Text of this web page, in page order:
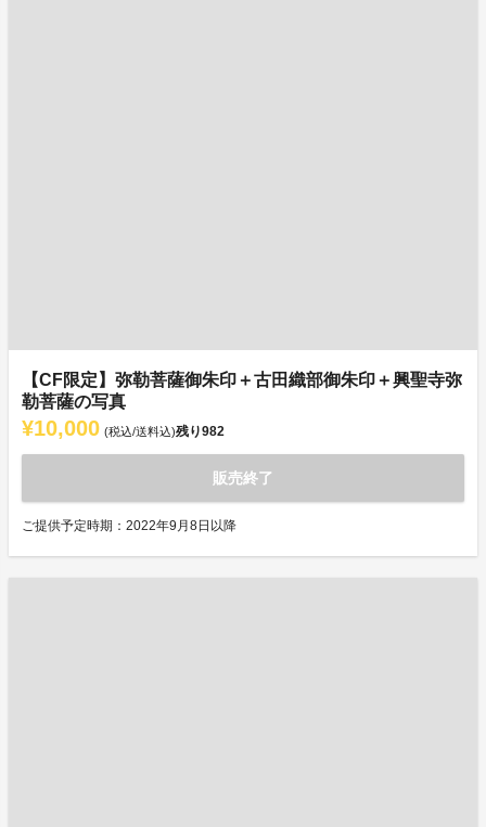
【CF限定】弥勒菩薩御朱印＋古田織部御朱印＋興聖寺弥
勒菩薩の写真
¥10,000 (税込/送料込)残り982
販売終了
ご提供予定時期：2022年9月8日以降